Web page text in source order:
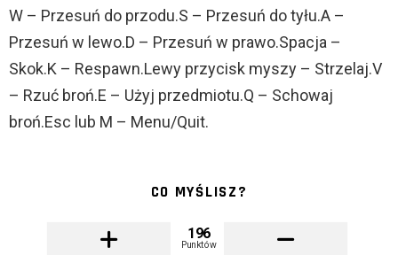
W – Przesuń do przodu.S – Przesuń do tyłu.A –
Przesuń w lewo.D – Przesuń w prawo.Spacja –
Skok.K – Respawn.Lewy przycisk myszy – Strzelaj.V
– Rzuć broń.E – Użyj przedmiotu.Q – Schowaj
broń.Esc lub M – Menu/Quit.
CO MYŚLISZ?
196
Punktów